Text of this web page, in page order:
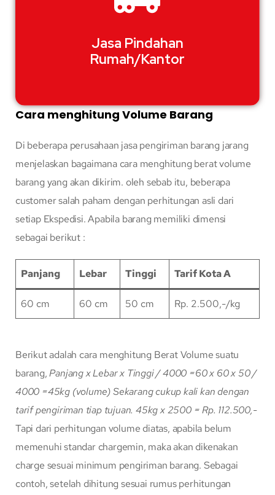
Jasa Pindahan
Rumah/Kantor
Cara menghitung Volume Barang
Di beberapa perusahaan jasa pengiriman barang jarang
menjelaskan bagaimana cara menghitung berat volume
barang yang akan dikirim. oleh sebab itu, beberapa
customer salah paham dengan perhitungan asli dari
setiap Ekspedisi. Apabila barang memiliki dimensi
sebagai berikut :
Panjang Lebar Tinggi Tarif Kota A
60 cm 60 cm 50 cm Rp. 2.500,-/kg
Berikut adalah cara menghitung Berat Volume suatu
barang,Panjang x Lebar x Tinggi / 4000 =60 x 60 x 50 /
4000 =45kg (volume)Sekarang cukup kali kan dengan
tarif pengiriman tiap tujuan. 45kg x 2500 = Rp. 112.500,-
Tapi dari perhitungan volume diatas, apabila belum
memenuhi standar chargemin, maka akan dikenakan
charge sesuai minimum pengiriman barang. Sebagai
contoh, setelah dihitung sesuai rumus perhitungan